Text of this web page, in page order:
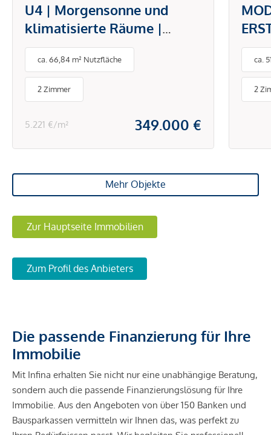
U4 | Morgensonne und
klimatisierte Räume |
offener Wohn-/Essbereich |
moderne Ausstattung | U4
Hietzing und Park
Schönbrunn
ca. 66,84 m² Nutzfläche
2 Zimmer
5.221 €/m² 349.000 €
ca.
2
Mehr Objekte
Zur Hauptseite Immobilien
Zum Profil des Anbieters
Die passende Finanzierung für Ihre
Immobilie
Mit Infina erhalten Sie nicht nur eine unabhängige Beratung,
sondern auch die passende Finanzierungslösung für Ihre
Immobilie. Aus den Angeboten von über 150 Banken und
Bausparkassen vermitteln wir Ihnen das, was perfekt zu